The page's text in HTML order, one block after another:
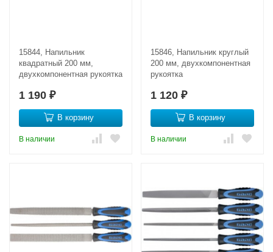
15844, Напильник
квадратный 200 мм,
двухкомпонентная рукоятка
1 190 ₽
В корзину
В наличии
15846, Напильник круглый
200 мм, двухкомпонентная
рукоятка
1 120 ₽
В корзину
В наличии